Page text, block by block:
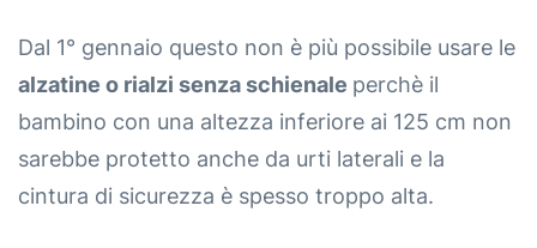
Dal 1° gennaio questo non è più possibile usare le
alzatine o rialzi senza schienale perchè il
bambino con una altezza inferiore ai 125 cm non
sarebbe protetto anche da urti laterali e la
cintura di sicurezza è spesso troppo alta.